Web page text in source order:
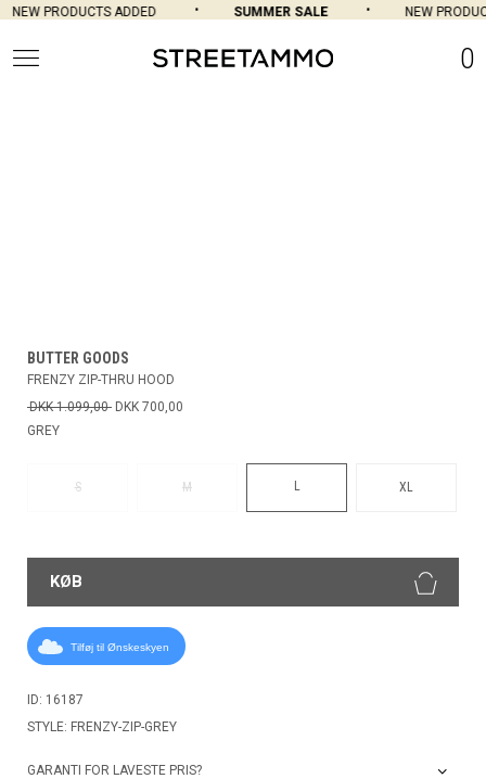
NEW PRODUCTS ADDED SUMMER SALE NEW
0
BUTTER GOODS
FRENZY ZIP-THRU HOOD
DKK 1.099,00 DKK 700,00
GREY
S M L XL
KØB
Tilføj til Ønskeskyen
ID: 16187
STYLE: FRENZY-ZIP-GREY
GARANTI FOR LAVESTE PRIS?